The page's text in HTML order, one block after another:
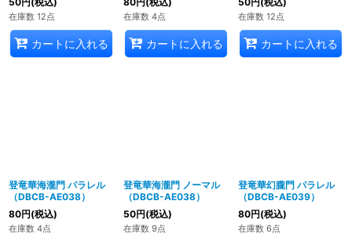
在庫数 12点
カートに入れる
在庫数 4点
カートに入れる
在庫数 12点
カートに入れる
登竜華海瀧門 パラレル
（DBCB-AE038）
80円(税込)
在庫数 4点
登竜華海瀧門 ノーマル
（DBCB-AE038）
50円(税込)
在庫数 9点
登竜華幻朧門 パラレル
（DBCB-AE039）
80円(税込)
在庫数 6点